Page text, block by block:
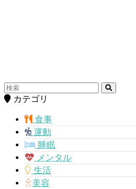
カテゴリ
食事
運動
睡眠
メンタル
生活
美容